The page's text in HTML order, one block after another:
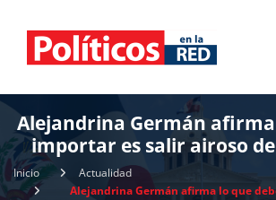
Alejandrina Germán afirma
importar es salir airoso
Inicio
Actualidad
Alejandrina Germán afirma lo que